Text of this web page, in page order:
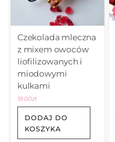
Czekolada mleczna
z mixem owoców
liofilizowanych i
miodowymi
kulkami
19.00zł
DODAJ DO
KOSZYKA